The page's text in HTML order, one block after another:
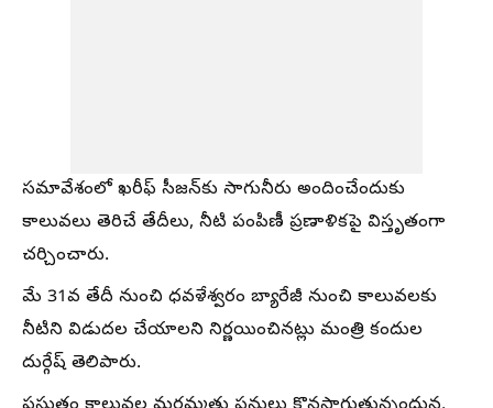
సమావేశంలో ఖరీఫ్ సీజన్‌కు సాగునీరు అందించేందుకు
కాలువలు తెరిచే తేదీలు, నీటి పంపిణీ ప్రణాళికపై విస్తృతంగా
చర్చించారు.
మే 31వ తేదీ నుంచి ధవళేశ్వరం బ్యారేజీ నుంచి కాలువలకు
నీటిని విడుదల చేయాలని నిర్ణయించినట్లు మంత్రి కందుల
దుర్గేష్ తెలిపారు.